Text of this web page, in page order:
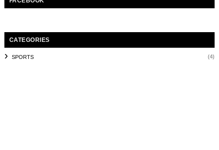
CATEGORIES
SPORTS (4)